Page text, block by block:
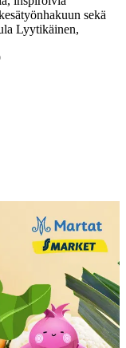
sekä
Lyytikäinen,